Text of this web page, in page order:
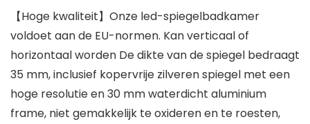
【Hoge kwaliteit】Onze led-spiegelbadkamer
voldoet aan de EU-normen. Kan verticaal of
horizontaal worden De dikte van de spiegel bedraagt
35 mm, inclusief kopervrije zilveren spiegel met een
hoge resolutie en 30 mm waterdicht aluminium
frame, niet gemakkelijk te oxideren en te roesten,